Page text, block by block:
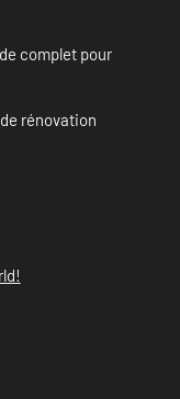
complet pour
rénovation